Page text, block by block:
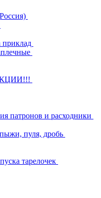
приклад
патронов и расходники
пуля, дробь
тарелочек